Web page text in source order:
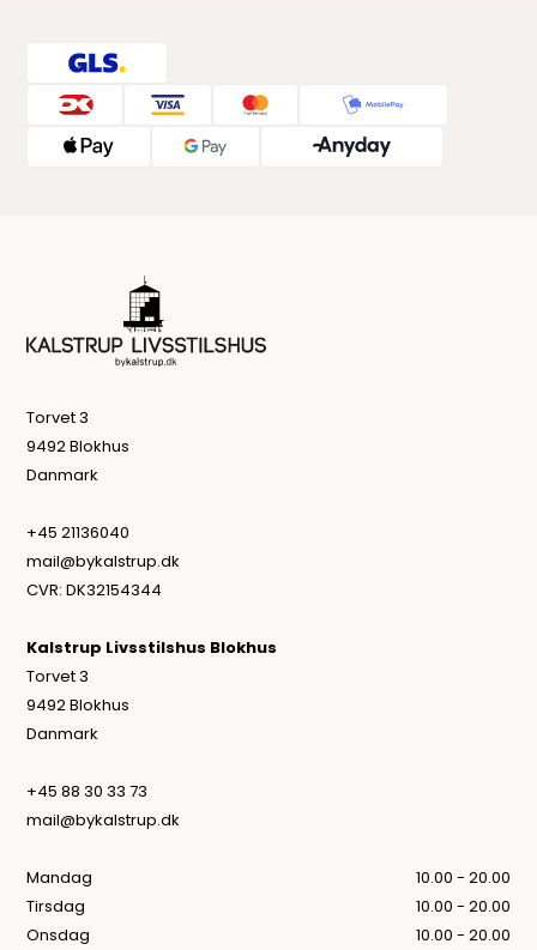
Torvet 3
9492 Blokhus
Danmark
+45 21136040
mail@bykalstrup.dk
CVR: DK32154344
Kalstrup Livsstilshus Blokhus
Torvet 3
9492 Blokhus
Danmark
+45 88 30 33 73
mail@bykalstrup.dk
Mandag
10.00 - 20.00
Tirsdag
10.00 - 20.00
Onsdag
10.00 - 20.00